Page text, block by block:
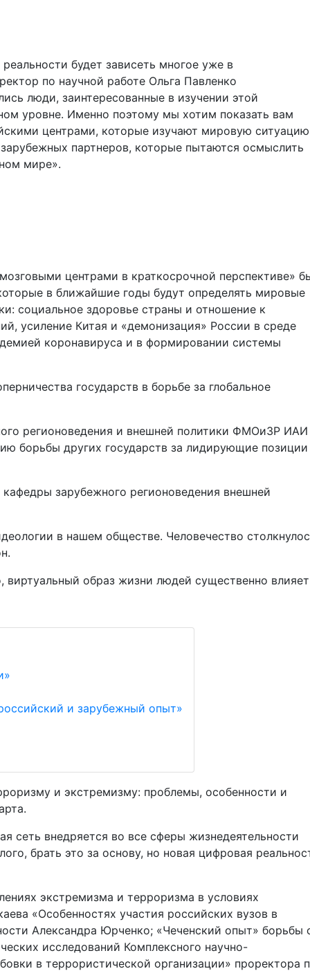
будет зависеть многое уже в
по научной работе Ольга Павленко
люди, заинтересованные в изучении этой
уровне. Именно поэтому мы хотим показать вам
центрами, которые изучают мировую ситуацию
партнеров, которые пытаются осмыслить
мире».
центрами в краткосрочной перспективе»
в ближайшие годы будут определять мировые
социальное здоровье страны и отношение к
усиление Китая и «демонизация» России в среде
коронавируса и в формировании системы
государств в борьбе за глобальное
регионоведения и внешней политики ФМОиЗР ИАИ
борьбы других государств за лидирующие
зарубежного регионоведения внешней
в нашем обществе. Человечество
виртуальный образ жизни людей существенно влияет
и зарубежный опыт»
и экстремизму: проблемы, особенности и
сеть внедряется во все сферы жизнедеятельности
брать это за основу, но новая цифровая
экстремизма и терроризма в условиях
«Особенностях участия российских вузов в
Александра Юрченко; «Чеченский опыт» борьбы
исследований Комплексного научно-
в террористической организации» проректора